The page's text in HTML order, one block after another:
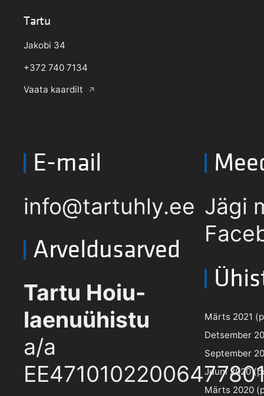
Tartu
Jakobi 34
+372 740 7134
Vaata kaardilt
E-mail
info@tartuhly.ee
Arveldusarved
Tartu Hoiu-
laenuühistu
a/a
Jägi
Märts 2021
Detsember
September
Juuni 2020
Märts 2020